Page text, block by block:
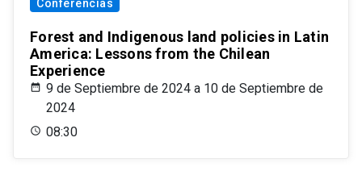
Conferencias
Forest and Indigenous land policies in Latin
America: Lessons from the Chilean
Experience
9 de Septiembre de 2024 a 10 de Septiembre de
2024
08:30